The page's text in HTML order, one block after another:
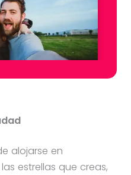
alojarse en
estrellas que creas,